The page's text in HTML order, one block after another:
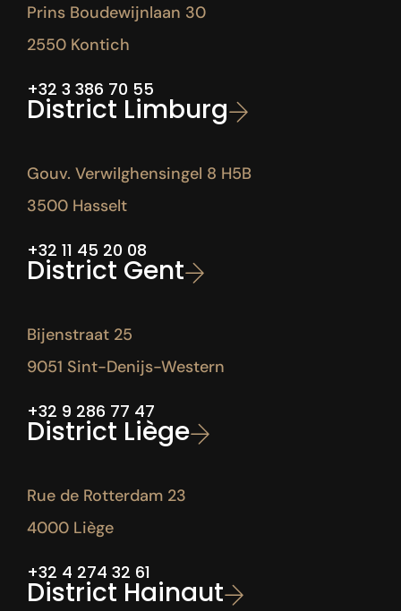
Prins Boudewijnlaan 30
2550 Kontich
+32 3 386 70 55
District Limburg
Gouv. Verwilghensingel 8 H5B
3500 Hasselt
+32 11 45 20 08
District Gent
Bijenstraat 25
9051 Sint-Denijs-Western
+32 9 286 77 47
District Liège
Rue de Rotterdam 23
4000 Liège
+32 4 274 32 61
District Hainaut